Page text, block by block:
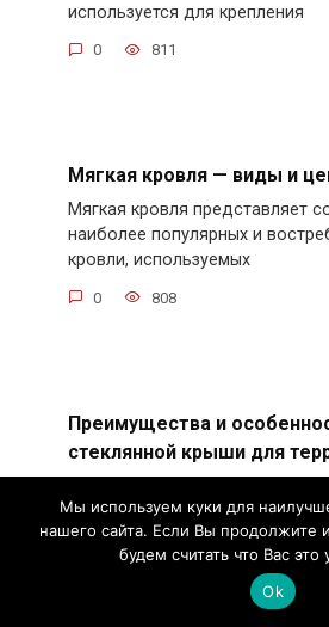
используется для крепления
0 811
Мягкая кровля — виды и
Мягкая кровля представляет
наиболее популярных и
кровли, используемых
0 808
Преимущества и
стеклянной крыши для
стеклянной крыши для
элегантность и стиль.
Мы используем куки для
нашего сайта. Если Вы продолжите
будем считать что Вас это
Ok